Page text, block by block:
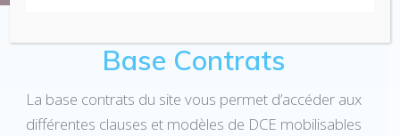
Base Contrats
La base contrats du site vous permet d’accéder aux
différentes clauses et modèles de DCE mobilisables